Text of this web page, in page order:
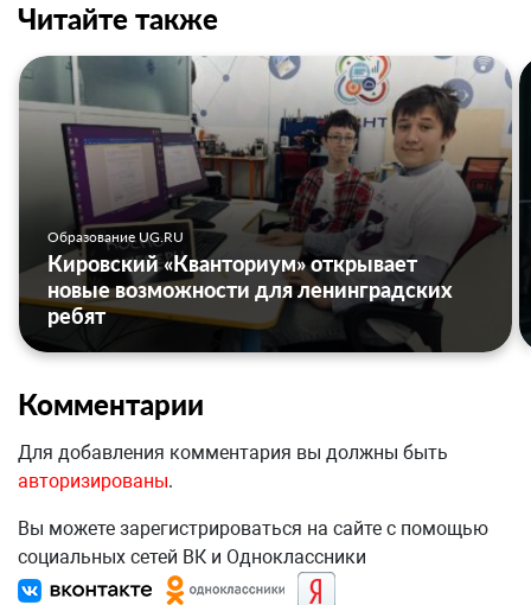
Читайте также
Образование UG.RU
Кировский «Кванториум» открывает
новые возможности для ленинградских
ребят
Комментарии
Для добавления комментария вы должны быть
авторизированы.
Вы можете зарегистрироваться на сайте с помощью
социальных сетей ВК и Одноклассники